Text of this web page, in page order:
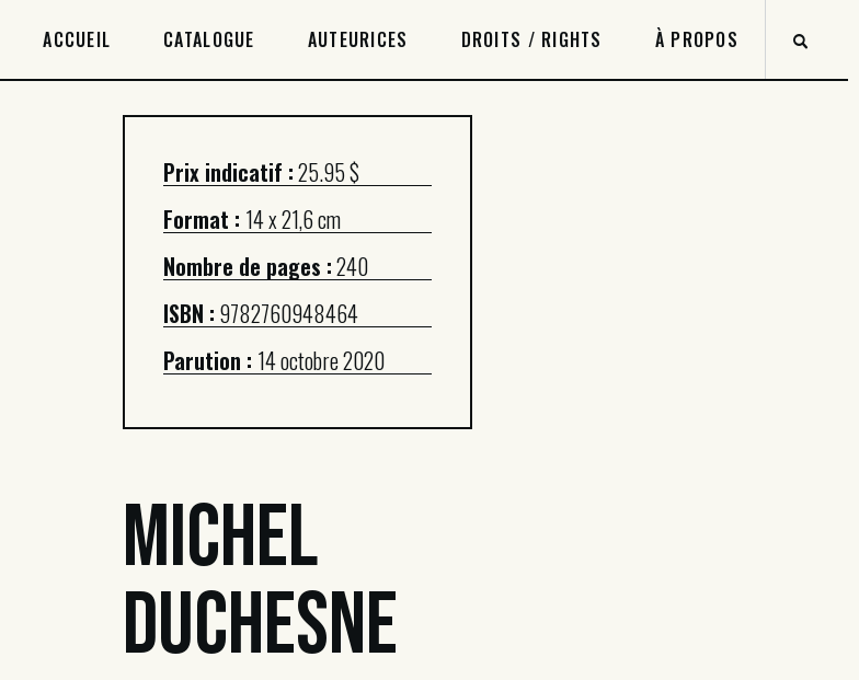
ACCUEIL CATALOGUE AUTEURICES DROITS / RIGHTS À PROPOS
Prix indicatif :25.95 $
Format : 14 x 21,6 cm
Nombre de pages :240
ISBN : 9782760948464
Parution : 14 octobre 2020
Michel
Duchesne